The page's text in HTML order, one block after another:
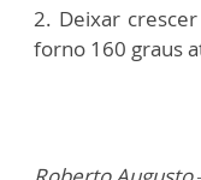
2. Deixar
forno 160 graus